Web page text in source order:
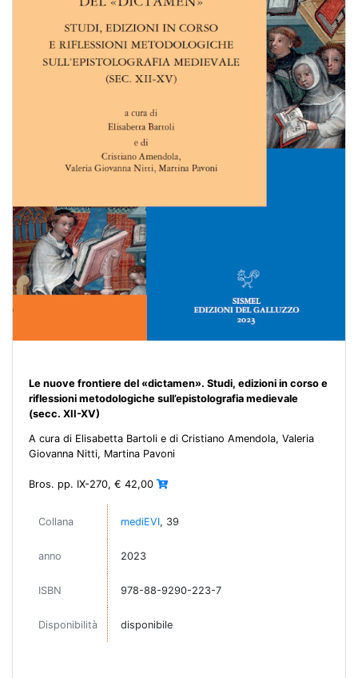
Le nuove frontiere del «dictamen». Studi, edizioni in corso e
riflessioni metodologiche sull’epistolografia medievale
(secc. XII-XV)
A cura di Elisabetta Bartoli e di Cristiano Amendola, Valeria
Giovanna Nitti, Martina Pavoni
Bros. pp. IX-270, € 42,00
Collana mediEVI, 39
anno 2023
ISBN 978-88-9290-223-7
Disponibilità disponibile